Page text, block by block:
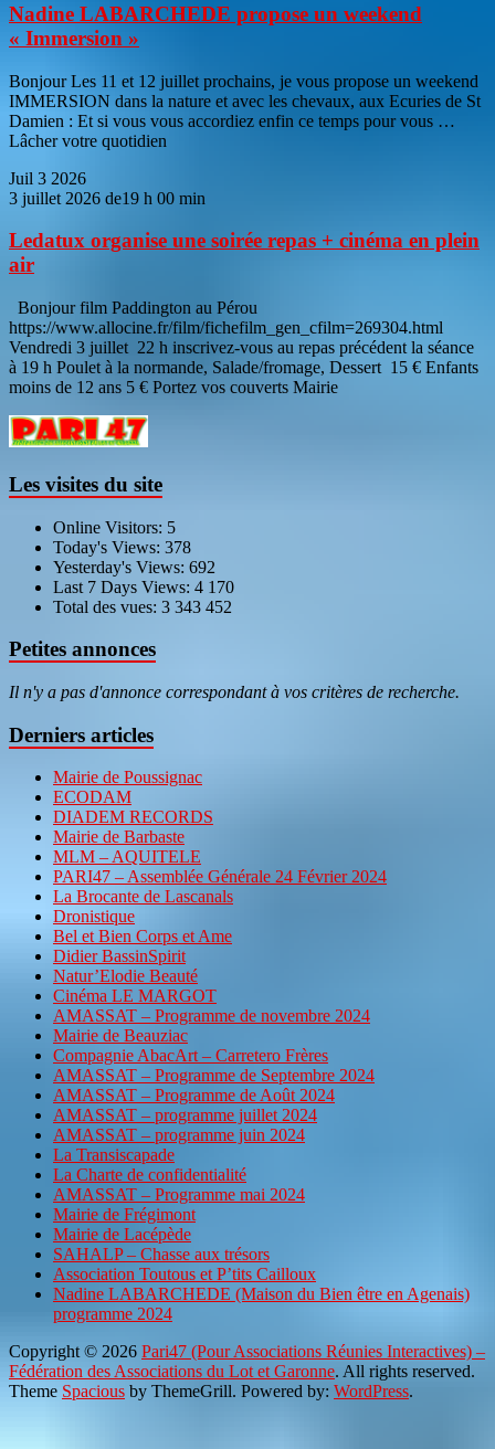
Nadine LABARCHEDE propose un weekend
« Immersion »
Bonjour Les 11 et 12 juillet prochains, je vous propose un weekend
IMMERSION dans la nature et avec les chevaux, aux Ecuries de St
Damien : Et si vous vous accordiez enfin ce temps pour vous …
Lâcher votre quotidien
Juil 3 2026
3 juillet 2026 de19 h 00 min
Ledatux organise une soirée repas + cinéma en plein
air
Bonjour film Paddington au Pérou
https://www.allocine.fr/film/fichefilm_gen_cfilm=269304.html
Vendredi 3 juillet 22 h inscrivez-vous au repas précédent la séance
à 19 h Poulet à la normande, Salade/fromage, Dessert 15 € Enfants
moins de 12 ans 5 € Portez vos couverts Mairie
Les visites du site
Online Visitors: 5
Today's Views: 378
Yesterday's Views: 692
Last 7 Days Views: 4 170
Total des vues: 3 343 452
Petites annonces
Il n'y a pas d'annonce correspondant à vos critères de recherche.
Derniers articles
Mairie de Poussignac
ECODAM
DIADEM RECORDS
Mairie de Barbaste
MLM – AQUITELE
PARI47 – Assemblée Générale 24 Février 2024
La Brocante de Lascanals
Dronistique
Bel et Bien Corps et Ame
Didier BassinSpirit
Natur’Elodie Beauté
Cinéma LE MARGOT
AMASSAT – Programme de novembre 2024
Mairie de Beauziac
Compagnie AbacArt – Carretero Frères
AMASSAT – Programme de Septembre 2024
AMASSAT – Programme de Août 2024
AMASSAT – programme juillet 2024
AMASSAT – programme juin 2024
La Transiscapade
La Charte de confidentialité
AMASSAT – Programme mai 2024
Mairie de Frégimont
Mairie de Lacépède
SAHALP – Chasse aux trésors
Association Toutous et P’tits Cailloux
Nadine LABARCHEDE (Maison du Bien être en Agenais)
programme 2024
Copyright © 2026 Pari47 (Pour Associations Réunies Interactives) –
Fédération des Associations du Lot et Garonne. All rights reserved.
Theme Spacious by ThemeGrill. Powered by: WordPress.